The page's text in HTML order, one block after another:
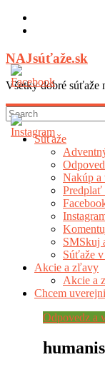
Skip
NAJsúťaže.sk
Všetky dobré súťaže
Súťaže
Nakúp a
Predplať
SMSkuj
Súťaže
Akcie a zľavy
Akcie a
Chcem
Odpovedz a